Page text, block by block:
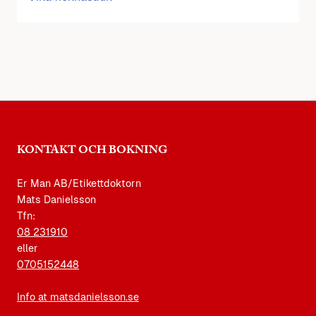
KONTAKT OCH BOKNING
Er Man AB/Etikettdoktorn
Mats Danielsson
Tfn:
08 231910
eller
0705152448
Info at matsdanielsson.se